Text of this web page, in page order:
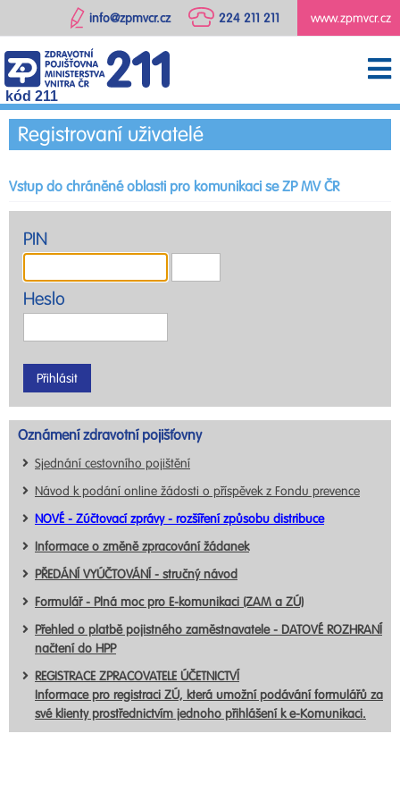
www.zpmvcr.cz
224 211 211
info@zpmvcr.cz
kód 211
Registrovaní uživatelé
Vstup do chráněné oblasti pro komunikaci se ZP MV ČR
PIN
Heslo
Oznámení zdravotní pojišťovny
Sjednání cestovního pojištění
Návod k podání online žádosti o příspěvek z Fondu prevence
NOVÉ - Zúčtovací zprávy - rozšíření způsobu distribuce
Informace o změně zpracování žádanek
PŘEDÁNÍ VYÚČTOVÁNÍ - stručný návod
Formulář - Plná moc pro E-komunikaci (ZAM a ZÚ)
Přehled o platbě pojistného zaměstnavatele - DATOVÉ ROZHRANÍ
načtení do HPP
REGISTRACE ZPRACOVATELE ÚČETNICTVÍ
Informace pro registraci ZÚ, která umožní podávání formulářů za
své klienty prostřednictvím jednoho přihlášení k e-Komunikaci.